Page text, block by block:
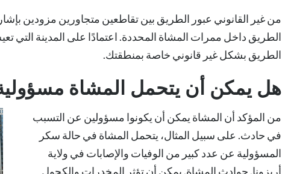
من غير القانوني عبور الطريق بين تقاطعين متجاورين مزودين
الطريق داخل ممرات المشاة المحددة. اعتمادًا على المدينة التي
الطريق بشكل غير قانوني خاصة بمنطقتك.
هل يمكن أن يتحمل المشاة
من المؤكد أن المشاة يمكن أن يكونوا مسؤولين عن التسبب
في حادث. على سبيل المثال، يتحمل المشاة في حالة سكر
المسؤولية عن عدد كبير من الوفيات والإصابات في ولاية
أريزونا. حوادث المشاة. يمكن أن تؤثر المخدرات والكحول